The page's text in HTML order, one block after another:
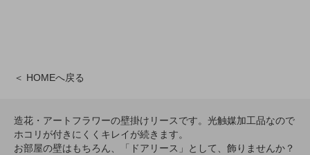
＜ HOMEへ戻る
造花・アートフラワーの壁掛けリースです。光触媒加工品なので
ホコリが付きにくくキレイが続きます。
お部屋の壁はもちろん、「ドアリース」として、飾りませんか？